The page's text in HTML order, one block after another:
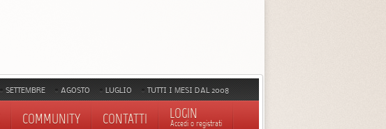
SETTEMBRE AGOSTO LUGLIO TUTTI I MESI DAL 2008
COMMUNITY CONTATTI LOGIN
Accedi o registrati